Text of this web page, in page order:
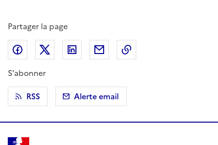
Partager la page
Partager sur Facebook
Partager sur X (anciennement Twitter)
Partager sur LinkedIn
Partager par email
S'abonner
RSS
Alerte email